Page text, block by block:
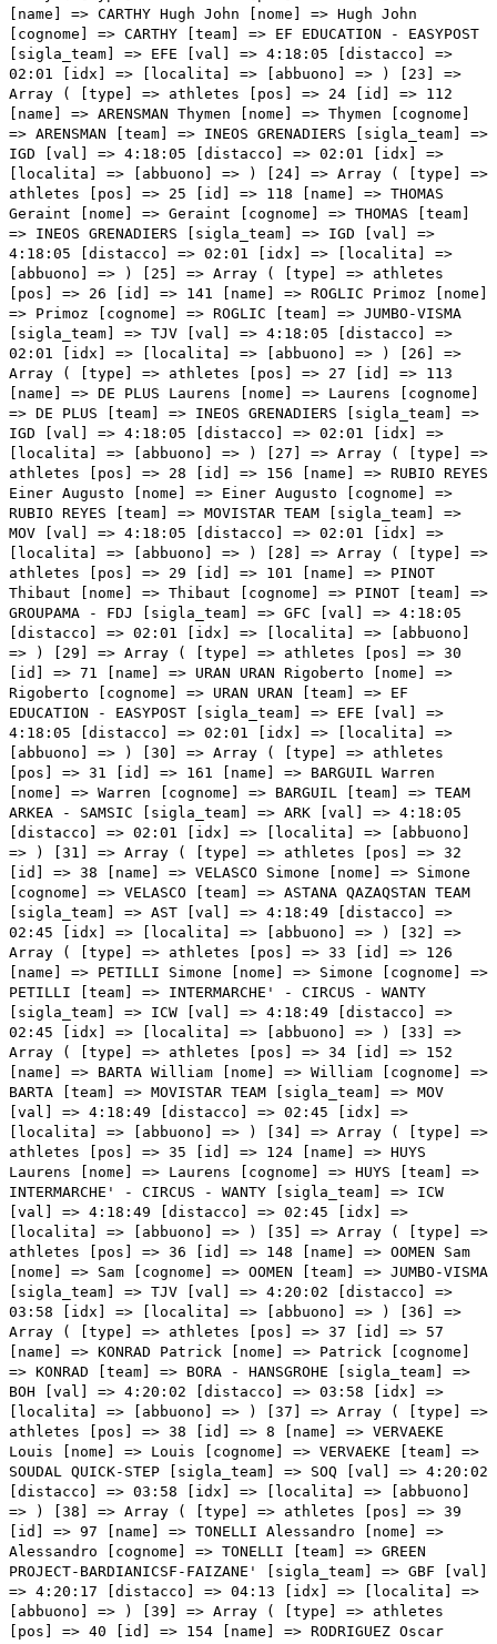
buono] => ) [29] => Array ( [type] => athletes [pos] => 30 [id] => 71 [name] => URAN URAN Rigoberto [nome] => Rigoberto [cognome] => URAN URAN [team] => EF EDUCATION - EASYPOST [sigla_team] => EFE [val] => 4:18:05 [distacco] => 02:01 [idx] => [localita] => [abbuono] => ) [30] => Array ( [type] => athletes [pos] => 31 [id] => 161 [name] => BARGUIL Warren [nome] => Warren [cognome] => BARGUIL [team] => TEAM ARKEA - SAMSIC [sigla_team] => ARK [val] => 4:18:05 [distacco] => 02:01 [idx] => [localita] => [abbuono] => ) [31] => Array ( [type] => athletes [pos] => 32 [id] => 38 [name] => VELASCO Simone [nome] => Simone [cognome] => VELASCO [team] => ASTANA QAZAQSTAN TEAM [sigla_team] => AST [val] => 4:18:49 [distacco] => 02:45 [idx] => [localita] => [abbuono] => ) [32] => Array ( [type] => athletes [pos] => 33 [id] => 126 [name] => PETILLI Simone [nome] => Simone [cognome] => PETILLI [team] => INTERMARCHE' - CIRCUS - WANTY [sigla_team] => ICW [val] => 4:18:49 [distacco] => 02:45 [idx] => [localita] => [abbuono] => ) [33] => Array ( [type] => athletes [pos] => 34 [id] => 152 [name] => BARTA William [nome] => William [cognome] => BARTA [team] => MOVISTAR TEAM [sigla_team] => MOV [val] => 4:18:49 [distacco] => 02:45 [idx] => [localita] => [abbuono] => ) [34] => Array ( [type] => athletes [pos] => 35 [id] => 124 [name] => HUYS Laurens [nome] => Laurens [cognome] => HUYS [team] => INTERMARCHE' - CIRCUS - WANTY [sigla_team] => ICW [val] => 4:18:49 [distacco] => 02:45 [idx] => [localita] => [abbuono] => ) [35] => Array ( [type] => athletes [pos] => 36 [id] => 148 [name] => OOMEN Sam [nome] => Sam [cognome] => OOMEN [team] => JUMBO-VISMA [sigla_team] => TJV [val] => 4:20:02 [distacco] => 03:58 [idx] => [localita] => [abbuono] => ) [36] => Array ( [type] => athletes [pos] => 37 [id] => 57 [name] => KONRAD Patrick [nome] => Patrick [cognome] => KONRAD [team] => BORA - HANSGROHE [sigla_team] => BOH [val] => 4:20:02 [distacco] => 03:58 [idx] => [localita] => [abbuono] => ) [37] => Array ( [type] => athletes [pos] => 38 [id] => 8 [name] => VERVAEKE Louis [nome] => Louis [cognome] => VERVAEKE [team] => SOUDAL QUICK-STEP [sigla_team] => SOQ [val] => 4:20:02 [distacco] => 03:58 [idx] => [localita] => [abbuono] => ) [38] => Array ( [type] => athletes [pos] => 39 [id] => 97 [name] => TONELLI Alessandro [nome] => Alessandro [cognome] => TONELLI [team] => GREEN PROJECT-BARDIANICSF-FAIZANE' [sigla_team] => GBF [val] => 4:20:17 [distacco] => 04:13 [idx] => [localita] => [abbuono] => ) [39] => Array ( [type] => athletes [pos] => 40 [id] => 154 [name] => RODRIGUEZ Oscar [nome] => Oscar [cognome] => RODRIGUEZ [team] => MOVISTAR TEAM [sigla_team] => MOV [val] => 4:20:17 [distacco] => 04:13 [idx] => [localita] => [abbuono] => ) [40] => Array ( [type] => athletes [pos] => 41 [id] => 66 [name] => LASTRA MARTINEZ Jonathan [nome] => Jonathan [cognome] => LASTRA MARTINEZ [team] => COFIDIS [sigla_team] => COF [val] => 4:20:17 [distacco] => 04:13 [idx] => [localita] => [abbuono] => ) [41] => Array ( [type] => athletes [pos] => 42 [id] => 33 [name] => DOMBROWSKI Joseph Lloyd [nome] => Joseph Lloyd [cognome] => DOMBROWSKI [team] => ASTANA QAZAQSTAN TEAM [sigla_team] => AST [val] => 4:20:17 [distacco] => 04:13 [idx] => [localita] => [abbuono] => ) [42] => Array ( [type] => athletes [pos] => 43 [id] => 35 [name] => PRONSKIY Vadim [nome] => Vadim [cognome] => PRONSKIY [team] => ASTANA QAZAQSTAN TEAM [sigla_team] => AST [val] => 4:20:17 [distacco] => 04:13 [idx] => [localita] => [abbuono] => ) [43] => Array ( [type] => athletes [pos] => 44 [id] => 92 [name] => COVILI Luca [nome] => Luca [cognome] => COVILI [team] => GREEN PROJECT-BARDIANICSF-FAIZANE' [sigla_team] => GBF [val] => 4:20:17 [distacco] => 04:13 [idx] => [localita] => [abbuono] => ) [44] => Array ( [type] => athletes [pos] => 45 [id] => 74 [name] => CEPEDA ORTIZ Jefferson [nome] => Jefferson [cognome] => CEPEDA ORTIZ [team] => EF EDUCATION - EASYPOST [sigla_team] => EFE [val] => 4:20:17 [distacco] => 04:13 [idx] => [localita] => [abbuono] => ) [45] => Array ( [type] => athletes [pos] => 46 [id] => 36 [name] => SANCHEZ Luis Leon [nome] => Luis Leon [cognome] => SANCHEZ [team] => ASTANA QAZAQSTAN TEAM [sigla_team] => AST [val] => 4:20:17 [distacco] => 04:13 [idx] => [localita] => [abbuono] => ) [46] => Array ( [type] => athletes [pos] => 47 [id] => 216 [name] => MCNULTY Brandon [nome] => Brandon [cognome] => MCNULTY [team] => UAE TEAM EMIRATES [sigla_team] => UAD [val] => 4:21:41 [distacco] => 05:37 [idx] => [localita] => [abbuono] => ) [47] => Array ( [type] => athletes [pos] => 48 [id] => 55 [name] => JUNGELS Bob [nome] => Bob [cognome] => JUNGELS [team] => BORA - HANSGROHE [sigla_team] => BOH [val] => 4:21:41 [distacco] => 05:37 [idx] => [localita] => [abbuono] => ) [48] => Array ( [type] => athletes [pos] => 49 [id] => 109 [name] => VAN DEN BERG Lars [nome] => Lars [cognome] => VAN DEN BERG [team] => GROUPAMA - FDJ [sigla_team] => GFC [val] => 4:21:51 [distacco] => 05:47 [idx] => [localita] => [abbuono] => ) [49] => Array ( [type] => athletes [pos] => 50 [id] => 205 [name] => MOLLEMA Bauke [nome] => Bauke [cognome] => MOLLEMA [team] => TREK - SEGAFREDO [sigla_team] => TFS [val] => 4:21:51 [distacco] => 05:47 [idx] => [localita] => [abbuono] => ) [50] => Array ( [type] => athletes [pos] => 51 [id] => 7 [name] => VAN WILDER Ilan [nome] => Ilan [cognome] => VAN WILDER [team] => SOUDAL QUICK-STEP [sigla_team] => SOQ [val] => 4:22:50 [distacco] => 06:46 [idx] => [localita] => [abbuono] => ) [51] => Array ( [type] => athletes [pos] => 52 [id] => 198 [name] => ZANA Filippo [nome] => Filippo [cognome] => ZANA [team] => TEAM JAYCO ALULA [sigla_team] => JAY [val] => 4:24:14 [distacco] => 08:10 [idx] => [localita] => [abbuono] => ) [52] => Array ( [type] => athletes [pos] => 53 [id] => 48 [name] => ZAMBANINI Edoardo [nome] => Edoardo [cognome] => ZAMBANINI [team] => BAHRAIN VICTORIOUS [sigla_team] => TBV [val] => 4:24:14 [distacco] => 08:10 [idx] => [localita] => [abbuono] => ) [53] => Array ( [type] => athletes [pos] => 54